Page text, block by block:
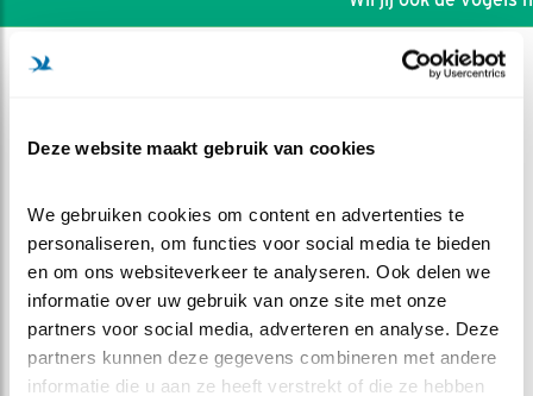
Deze website maakt gebruik van cookies
We gebruiken cookies om content en advertenties te
personaliseren, om functies voor social media te bieden
en om ons websiteverkeer te analyseren. Ook delen we
informatie over uw gebruik van onze site met onze
partners voor social media, adverteren en analyse. Deze
partners kunnen deze gegevens combineren met andere
informatie die u aan ze heeft verstrekt of die ze hebben